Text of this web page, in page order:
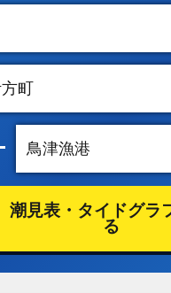
潮見表・タイドグラ
る